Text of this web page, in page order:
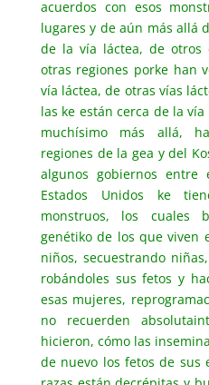
acuerdos con esos
lugares y de aún más allá
de la vía láctea, de otros
otras regiones porke han
vía láctea, de otras vías
las ke están cerca de la
muchísimo más allá,
regiones de la gea y del
algunos gobiernos
Estados Unidos ke
monstruos, los cuales
genétiko de los que viven
niños, secuestrando
robándoles sus fetos y
esas mujeres,
no recuerden
hicieron, cómo las
de nuevo los fetos de sus